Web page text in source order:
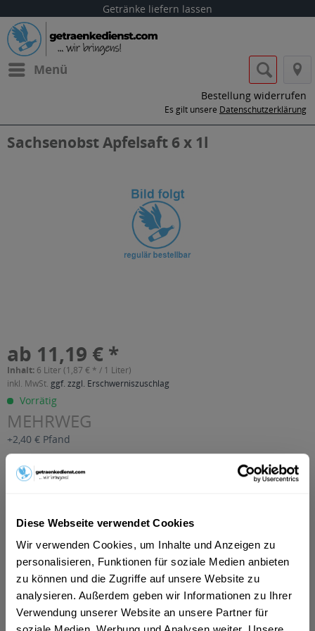
Diese Webseite verwendet Cookies
Wir verwenden Cookies, um Inhalte und Anzeigen zu
personalisieren, Funktionen für soziale Medien anbieten
zu können und die Zugriffe auf unsere Website zu
analysieren. Außerdem geben wir Informationen zu Ihrer
Verwendung unserer Website an unsere Partner für
Getränke liefern lassen
Menü
Bestellung widerrufen
Es gilt unsere Datenschutzerklärung
Sachsenobst Apfelsaft 6 x 1l
ab 11,19 € *
Inhalt: 6 Liter (1,87 € * / 1 Liter)
inkl. MwSt. ggf. zzgl. Erschwerniszuschlag
Vorrätig
MEHRWEG
+2,40 € Pfand
In denWarenkorb
Verfügbar in:
Beschreibung
mehr
"Sachsenobst Apfelsaft 6 x 1l"
Geschmacksrichtung: